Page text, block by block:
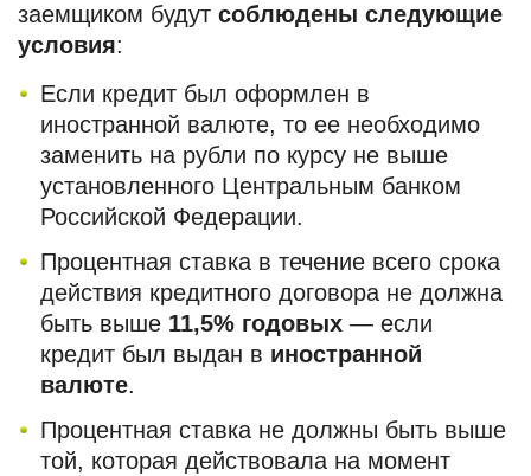
заемщиком будут соблюдены следующие
условия:
Если кредит был оформлен в
иностранной валюте, то ее необходимо
заменить на рубли по курсу не выше
установленного Центральным банком
Российской Федерации.
Процентная ставка в течение всего срока
действия кредитного договора не должна
быть выше 11,5% годовых — если
кредит был выдан в иностранной
валюте.
Процентная ставка не должны быть выше
той, которая действовала на момент